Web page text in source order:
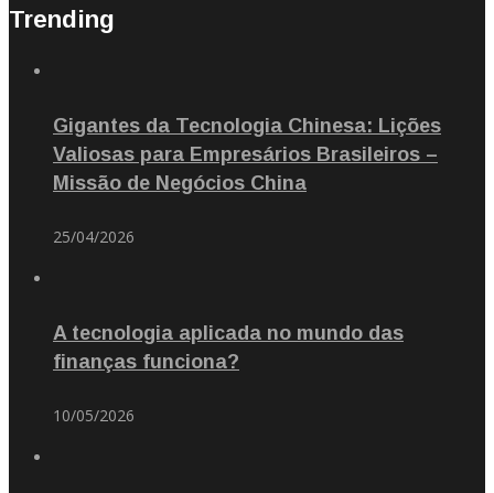
Trending
Gigantes da Tecnologia Chinesa: Lições
Valiosas para Empresários Brasileiros –
Missão de Negócios China
25/04/2026
A tecnologia aplicada no mundo das
finanças funciona?
10/05/2026